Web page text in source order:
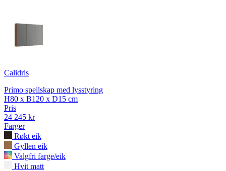
Calidris
Primo speilskap med lysstyring
H80 x B120 x D15 cm
Pris
24 245 kr
Farger
Røkt eik
Gyllen eik
Valgfri farge/eik
Hvit matt